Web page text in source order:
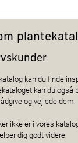
kan du finde
kan du også
og vejlede dem.
ikke er i vores
dig godt videre.